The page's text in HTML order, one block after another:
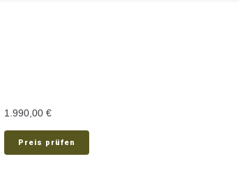
1.990,00€
Preis prüfen